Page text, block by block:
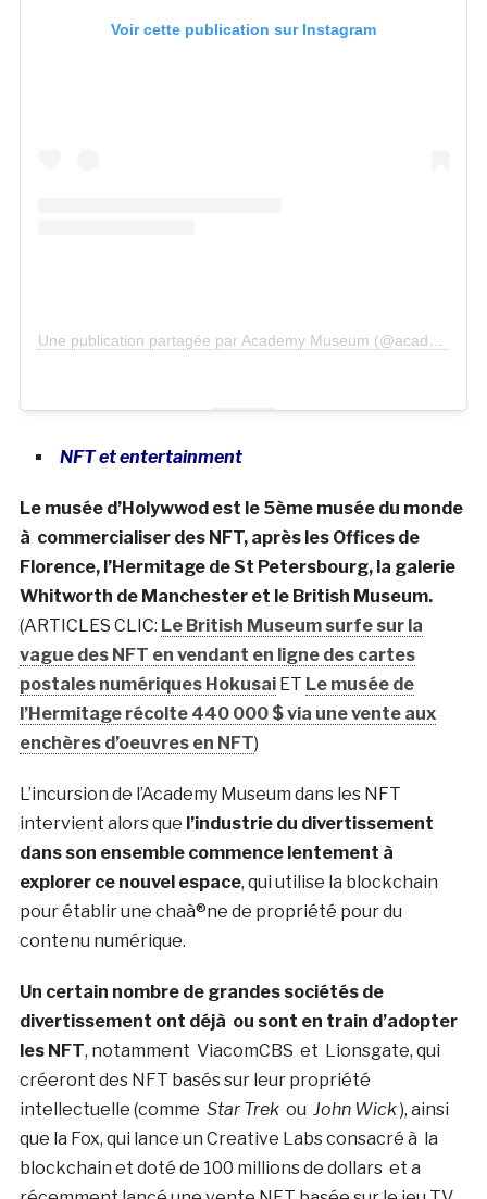
Voir cette publication sur Instagram
NFT et entertainment
Le musée d’Holywwod est le 5ème musée du monde
à commercialiser des NFT, après les Offices de
Florence, l’Hermitage de St Petersbourg, la galerie
Whitworth de Manchester et le British Museum.
(ARTICLES CLIC: Le British Museum surfe sur la
vague des NFT en vendant en ligne des cartes
postales numériques HokusaiET Le musée de
l’Hermitage récolte 440 000 $ via une vente aux
enchères d’oeuvres en NFT)
L’incursion de l’Academy Museum dans les NFT
intervient alors que l’industrie du divertissement
dans son ensemble commence lentement à
explorer ce nouvel espace, qui utilise la blockchain
pour établir une chaà®ne de propriété pour du
contenu numérique.
Un certain nombre de grandes sociétés de
divertissement ont déjà ou sont en train d’adopter
les NFT, notamment ViacomCBS et Lionsgate, qui
créeront des NFT basés sur leur propriété
intellectuelle (comme Star Trekou John Wick), ainsi
que la Fox, qui lance un Creative Labs consacré à la
blockchain et doté de 100 millions de dollars et a